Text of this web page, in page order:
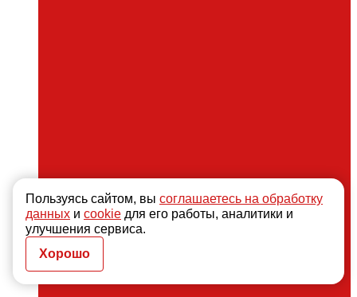
Пользуясь сайтом, вы соглашаетесь на обработку
данных и cookie для его работы, аналитики и
улучшения сервиса.
Хорошо